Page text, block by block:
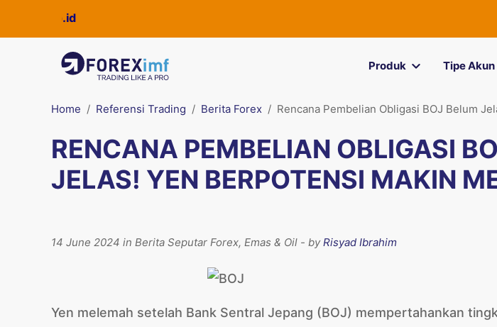
Produk Tipe Akun
Home Referensi Trading Berita Forex Rencana Pembelian Obligasi BOJ Belum
RENCANA PEMBELIAN OBLIGASI
JELAS! YEN BERPOTENSI MAKIN
14 June 2024 in Berita Seputar Forex, Emas & Oil - byRisyad Ibrahim
Yen melemah setelah Bank Sentral Jepang (BOJ) mempertahankan